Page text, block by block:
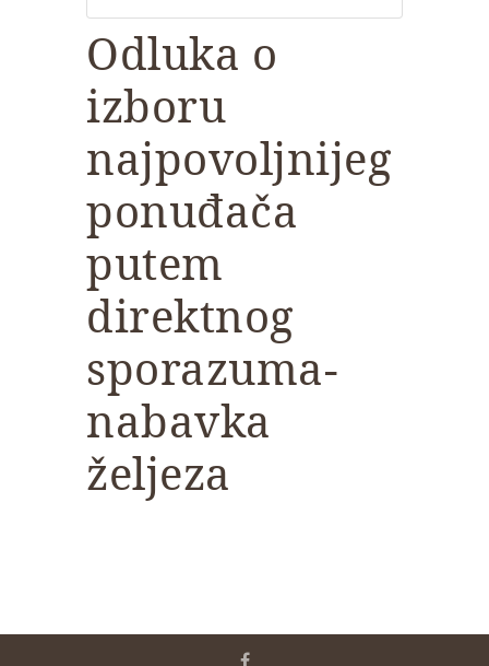
Odluka o
izboru
najpovoljnijeg
ponuđača
putem
direktnog
sporazuma-
nabavka
željeza